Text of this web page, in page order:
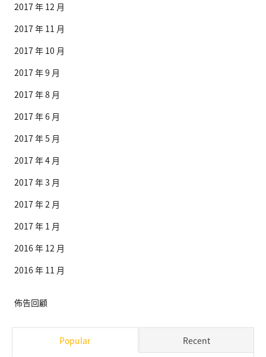
2017 年 12 月
2017 年 11 月
2017 年 10 月
2017 年 9 月
2017 年 8 月
2017 年 6 月
2017 年 5 月
2017 年 4 月
2017 年 3 月
2017 年 2 月
2017 年 1 月
2016 年 12 月
2016 年 11 月
佈告回顧
Popular Recent